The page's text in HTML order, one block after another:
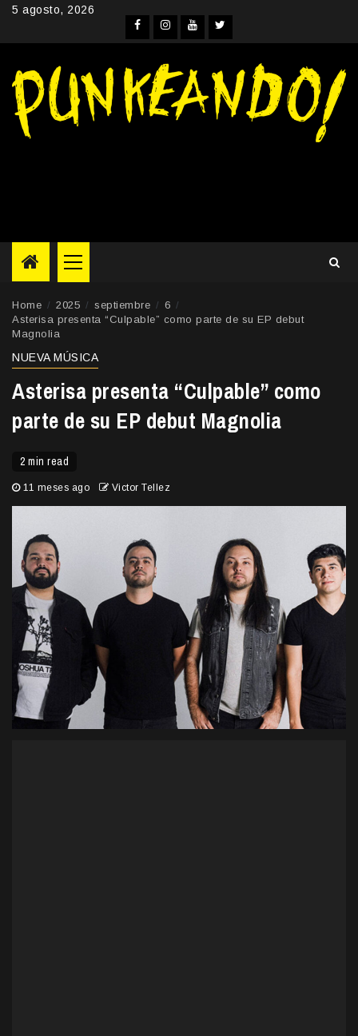
Skip5 agosto, 2026
Facebook
Instagram
YouTube
Twitter
Primary
Menu
Home 2025 septiembre
6
Asterisa presenta “Culpable” como parte de su EP debut
Magnolia
NUEVA MÚSICA
Asterisa presenta “Culpable” como
parte de su EP debut Magnolia
2 min read
11 meses ago Victor Tellez